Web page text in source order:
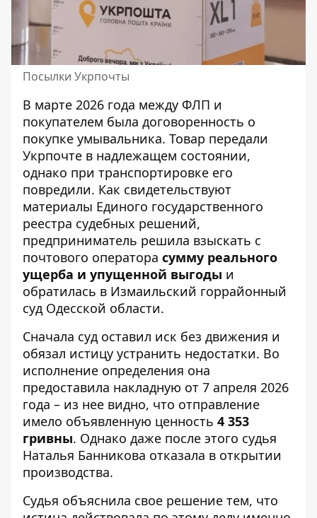
Посылки Укрпочты
В марте 2026 года между ФЛП и
покупателем была договоренность о
покупке умывальника. Товар передали
Укрпочте в надлежащем состоянии,
однако при транспортировке его
повредили. Как свидетельствуют
материалы Единого государственного
реестра судебных решений,
предприниматель решила взыскать с
почтового оператора сумму реального
ущерба и упущенной выгоды и
обратилась в Измаильский горрайонный
суд Одесской области.
Сначала суд оставил иск без движения и
обязал истицу устранить недостатки. Во
исполнение определения она
предоставила накладную от 7 апреля 2026
года – из нее видно, что отправление
имело объявленную ценность 4 353
гривны. Однако даже после этого судья
Наталья Банникова отказала в открытии
производства.
Судья объяснила свое решение тем, что